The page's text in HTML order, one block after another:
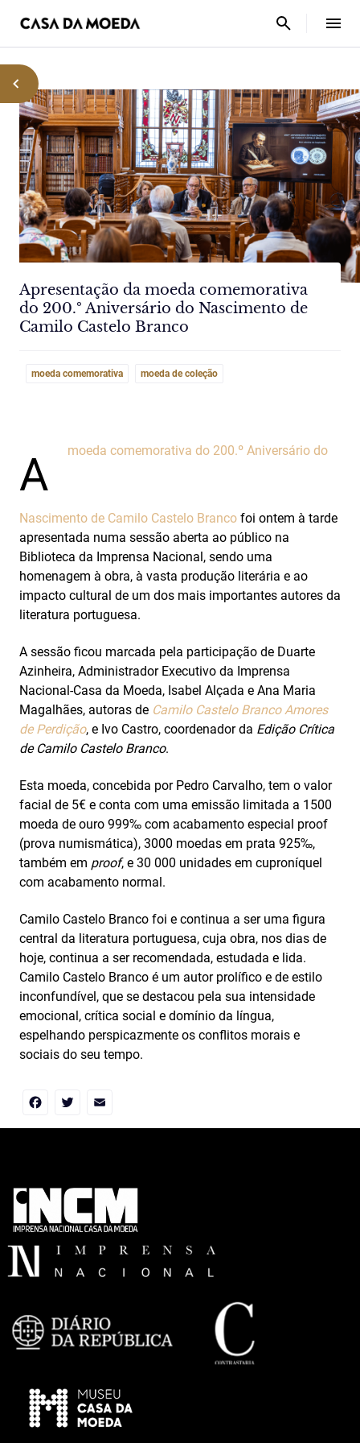
Apresentação da moeda comemorativa
do 200.º Aniversário do Nascimento de
Camilo Castelo Branco
moeda comemorativa moeda de coleção
A moeda comemorativa do 200.º Aniversário do
Nascimento de Camilo Castelo Branco foi ontem à tarde
apresentada numa sessão aberta ao público na
Biblioteca da Imprensa Nacional, sendo uma
homenagem à obra, à vasta produção literária e ao
impacto cultural de um dos mais importantes autores da
literatura portuguesa.
A sessão ficou marcada pela participação de Duarte
Azinheira, Administrador Executivo da Imprensa
Nacional-Casa da Moeda, Isabel Alçada e Ana Maria
Magalhães, autoras de Camilo Castelo Branco Amores
de Perdição, e Ivo Castro, coordenador da Edição Crítica
de Camilo Castelo Branco.
Esta moeda, concebida por Pedro Carvalho, tem o valor
facial de 5€ e conta com uma emissão limitada a 1500
moeda de ouro 999‰ com acabamento especial proof
(prova numismática), 3000 moedas em prata 925‰,
também em proof, e 30 000 unidades em cuproníquel
com acabamento normal.
Camilo Castelo Branco foi e continua a ser uma figura
central da literatura portuguesa, cuja obra, nos dias de
hoje, continua a ser recomendada, estudada e lida.
Camilo Castelo Branco é um autor prolífico e de estilo
inconfundível, que se destacou pela sua intensidade
emocional, crítica social e domínio da língua,
espelhando perspicazmente os conflitos morais e
sociais do seu tempo.
Facebook
Twitter
Email